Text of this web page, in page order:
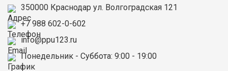
350000 Краснодар ул. Волгоградская 121
+7 988 602-0-602
info@ppu123.ru
Понедельник - Суббота: 9:00 - 19:00